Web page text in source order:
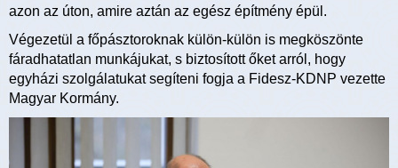
azon az úton, amire aztán az egész építmény épül.
Végezetül a főpásztoroknak külön-külön is megköszönte
fáradhatatlan munkájukat, s biztosított őket arról, hogy
egyházi szolgálatukat segíteni fogja a Fidesz-KDNP vezette
Magyar Kormány.